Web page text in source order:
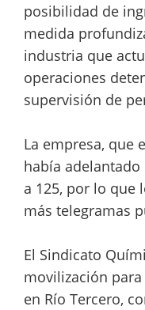
posibilidad de
medida
industria que
operaciones
supervisión de
La empresa, que
había
a 125, por lo que
más telegramas
El Sindicato
movilización
en Río Tercero,